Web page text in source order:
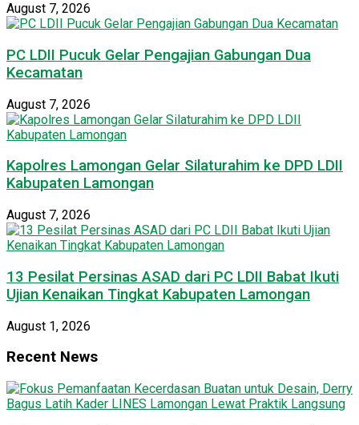
August 7, 2026
PC LDII Pucuk Gelar Pengajian Gabungan Dua
Kecamatan
August 7, 2026
Kapolres Lamongan Gelar Silaturahim ke DPD LDII
Kabupaten Lamongan
August 7, 2026
13 Pesilat Persinas ASAD dari PC LDII Babat Ikuti
Ujian Kenaikan Tingkat Kabupaten Lamongan
August 1, 2026
Recent News